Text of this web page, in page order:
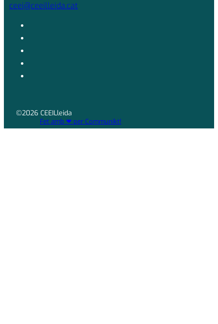
ceei@ceeilleida.cat
©2026 CEEILleida
Fet amb ❤ per Communikt!